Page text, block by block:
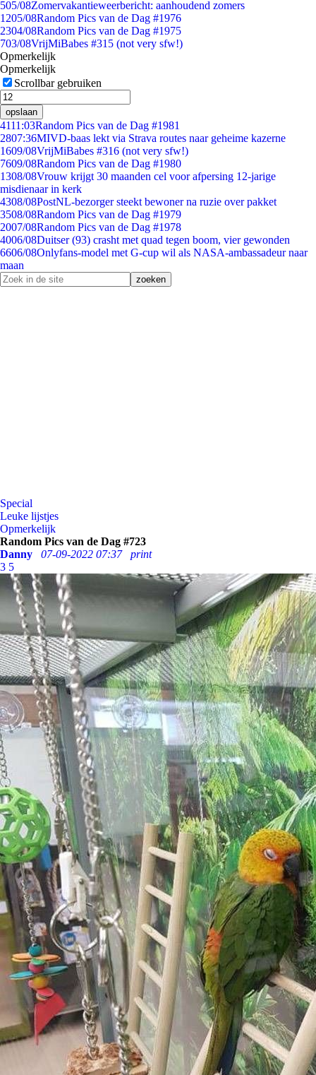
505/08Zomervakantieweerbericht: aanhoudend zomers
1205/08Random Pics van de Dag #1976
2304/08Random Pics van de Dag #1975
703/08VrijMiBabes #315 (not very sfw!)
Opmerkelijk
Opmerkelijk
Scrollbar gebruiken
opslaan
4111:03Random Pics van de Dag #1981
2807:36MIVD-baas lekt via Strava routes naar geheime kazerne
1609/08VrijMiBabes #316 (not very sfw!)
7609/08Random Pics van de Dag #1980
1308/08Vrouw krijgt 30 maanden cel voor afpersing 12-jarige
misdienaar in kerk
4308/08PostNL-bezorger steekt bewoner na ruzie over pakket
3508/08Random Pics van de Dag #1979
2007/08Random Pics van de Dag #1978
4006/08Duitser (93) crasht met quad tegen boom, vier gewonden
6606/08Onlyfans-model met G-cup wil als NASA-ambassadeur naar
maan
Special
Leuke lijstjes
Opmerkelijk
Random Pics van de Dag #723
Danny
07-09-2022 07:37
print
3 5